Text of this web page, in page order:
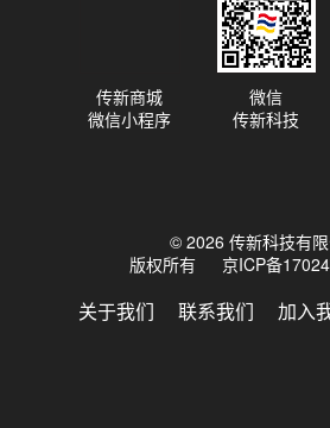
© 2026 传新科技有
版权所有
京ICP备
关于我们 联系我们 加入
传新商城
微信小程序
微信
传新科技